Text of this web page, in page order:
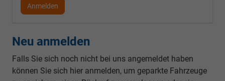
Anmelden
Neu anmelden
Falls Sie sich noch nicht bei uns angemeldet haben
können Sie sich hier anmelden, um geparkte Fahrzeuge